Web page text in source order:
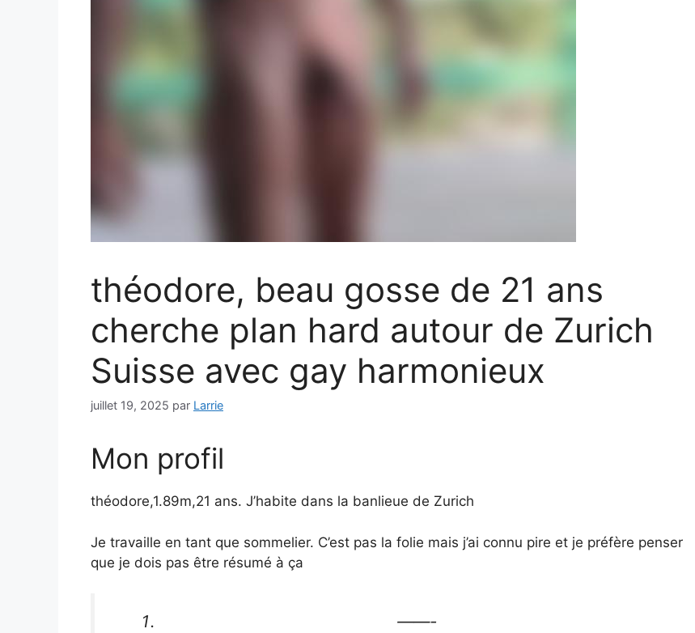
théodore, beau gosse de 21 ans
cherche plan hard autour de Zurich
Suisse avec gay harmonieux
juillet 19, 2025 par Larrie
Mon profil
théodore,1.89m,21 ans. J’habite dans la banlieue de Zurich
Je travaille en tant que sommelier. C’est pas la folie mais j’ai connu pire et je préfère penser
que je dois pas être résumé à ça
——-